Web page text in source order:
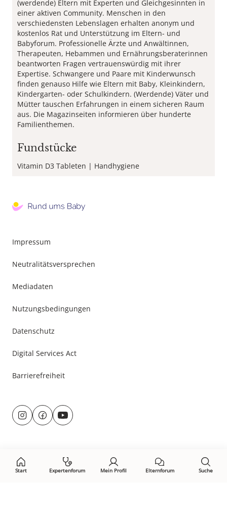
Start Expertenforum Mein Profil Elternforum Suche
(werdende) Eltern mit Experten und Gleichgesinnten in
einer aktiven Community. Menschen in den
verschiedensten Lebenslagen erhalten anonym und
kostenlos Rat und Unterstützung im Eltern- und
Babyforum. Professionelle Ärzte und Anwältinnen,
Therapeuten, Hebammen und Ernährungsberaterinnen
beantworten Fragen vertrauenswürdig mit ihrer
Expertise. Schwangere und Paare mit Kinderwunsch
finden genauso Hilfe wie Eltern mit Baby, Kleinkindern,
Kindergarten- oder Schulkindern. (Werdende) Väter und
Mütter tauschen Erfahrungen in einem sicheren Raum
aus. Die Magazinseiten informieren über hunderte
Familienthemen.
Fundstücke
Vitamin D3 Tableten Handhygiene
Impressum
Neutralitätsversprechen
Mediadaten
Nutzungsbedingungen
Datenschutz
Digital Services Act
Barrierefreiheit
Besuche
uns
auf:
@
d
u
f